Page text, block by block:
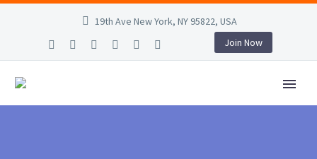
19th Ave New York, NY 95822, USA
Join Now